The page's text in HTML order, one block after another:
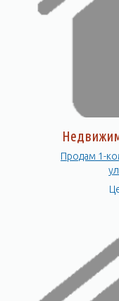
Продам 1-комнатная